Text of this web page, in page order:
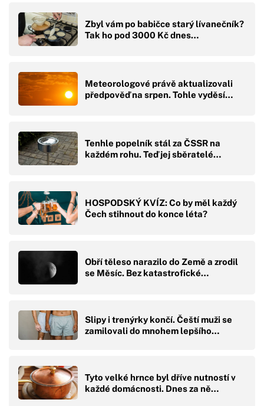
Zbyl vám po babičce starý lívanečník?
Tak ho pod 3000 Kč dnes…
Meteorologové právě aktualizovali
předpověď na srpen. Tohle vyděsí…
Tenhle popelník stál za ČSSR na
každém rohu. Teď jej sběratelé…
HOSPODSKÝ KVÍZ: Co by měl každý
Čech stihnout do konce léta?
Obří těleso narazilo do Země a zrodil
se Měsíc. Bez katastrofické…
Slipy i trenýrky končí. Čeští muži se
zamilovali do mnohem lepšího…
Tyto velké hrnce byl dříve nutností v
každé domácnosti. Dnes za ně…